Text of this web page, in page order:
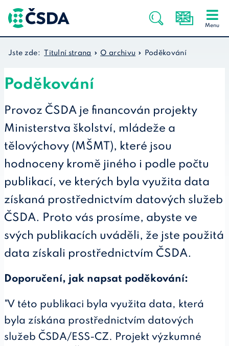
Jste zde: Titulní strana O archivu Poděkování
Poděkování
Provoz ČSDA je financován projekty
Ministerstva školství, mládeže a
tělovýchovy (MŠMT), které jsou
hodnoceny kromě jiného i podle počtu
publikací, ve kterých byla využita data
získaná prostřednictvím datových služeb
ČSDA. Proto vás prosíme, abyste ve
svých publikacích uváděli, že jste použitá
data získali prostřednictvím ČSDA.
Doporučení, jak napsat poděkování:
"V této publikaci byla využita data, která
byla získána prostřednictvím datových
služeb ČSDA/ESS-CZ. Projekt výzkumné